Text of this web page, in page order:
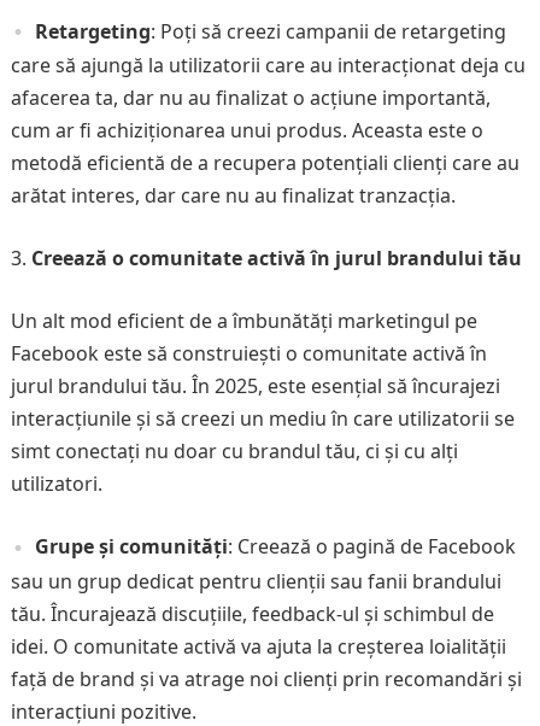
Retargeting: Poți să creezi campanii de retargeting
care să ajungă la utilizatorii care au interacționat deja cu
afacerea ta, dar nu au finalizat o acțiune importantă,
cum ar fi achiziționarea unui produs. Aceasta este o
metodă eficientă de a recupera potențiali clienți care au
arătat interes, dar care nu au finalizat tranzacția.
Creează o comunitate activă în jurul brandului tău
Un alt mod eficient de a îmbunătăți marketingul pe
Facebook este să construiești o comunitate activă în
jurul brandului tău. În 2025, este esențial să încurajezi
interacțiunile și să creezi un mediu în care utilizatorii se
simt conectați nu doar cu brandul tău, ci și cu alți
utilizatori.
Grupe și comunități: Creează o pagină de Facebook
sau un grup dedicat pentru clienții sau fanii brandului
tău. Încurajează discuțiile, feedback-ul și schimbul de
idei. O comunitate activă va ajuta la creșterea loialității
față de brand și va atrage noi clienți prin recomandări și
interacțiuni pozitive.